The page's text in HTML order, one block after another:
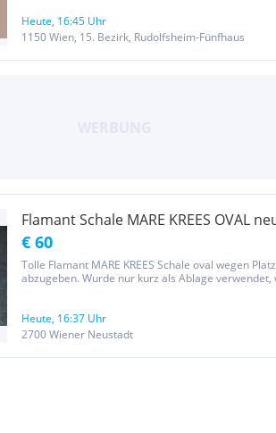
Heute, 16:45 Uhr
1150 Wien, 15. Bezirk, Rudolfsheim-Fünfhaus
Flamant Schale MARE KREES OVAL
€ 60
Tolle Flamant MARE KREES Schale oval wegen
abzugeben. Wurde nur kurz als Ablage verwendet,
Heute, 16:37 Uhr
2700 Wiener Neustadt